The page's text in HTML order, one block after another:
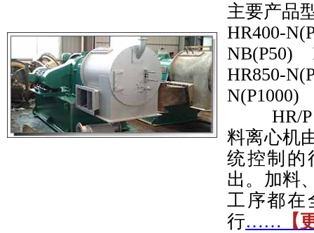
主要产品
HR400-
NB(P50)
HR850-
N(P1000)
HR/P
料离心机
统控制的
出。加料
工序都在
行…… 【